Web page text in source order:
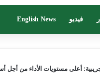
فيديو English News
أعلى مستويات الأداء من